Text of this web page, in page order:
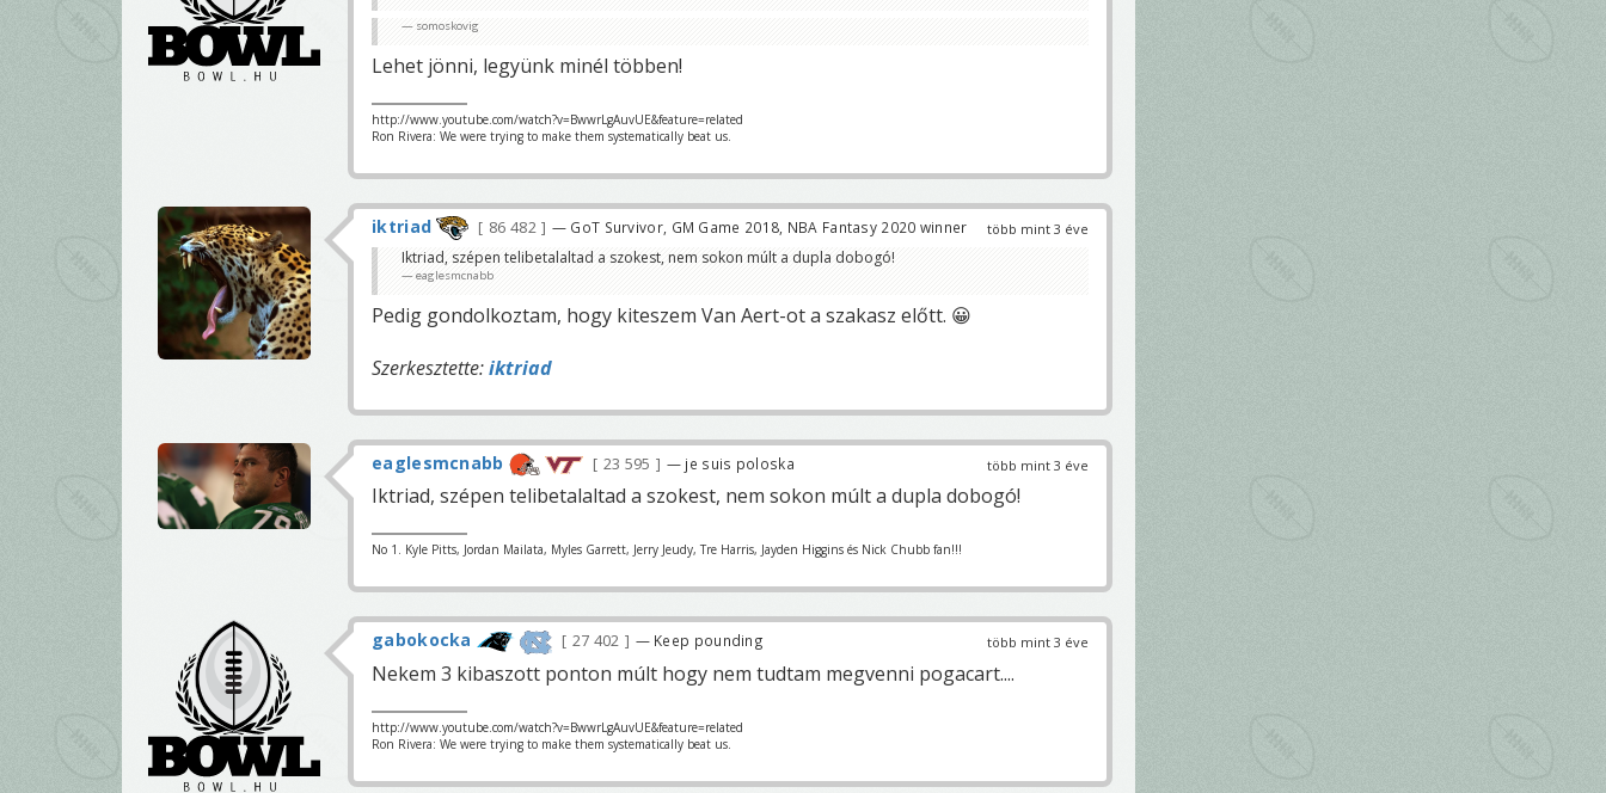
somoskovig
Lehet jönni, legyünk minél többen!
http://www.youtube.com/watch?v=BwwrLgAuvUE&feature=related
Ron Rivera: We were trying to make them systematically beat us.
több mint 3 éve
iktriad 86 482 — GoT Survivor, GM Game 2018, NBA Fantasy 2020 winner
Iktriad, szépen telibetalaltad a szokest, nem sokon múlt a dupla dobogó!
eaglesmcnabb
Pedig gondolkoztam, hogy kiteszem Van Aert-ot a szakasz előtt. 😀
Szerkesztette:iktriad
több mint 3 éve
eaglesmcnabb 23 595 — je suis poloska
Iktriad, szépen telibetalaltad a szokest, nem sokon múlt a dupla dobogó!
No 1. Kyle Pitts, Jordan Mailata, Myles Garrett, Jerry Jeudy, Tre Harris, Jayden Higgins és Nick Chubb fan!!!
több mint 3 éve
gabokocka 27 402 — Keep pounding
Nekem 3 kibaszott ponton múlt hogy nem tudtam megvenni pogacart....
http://www.youtube.com/watch?v=BwwrLgAuvUE&feature=related
Ron Rivera: We were trying to make them systematically beat us.